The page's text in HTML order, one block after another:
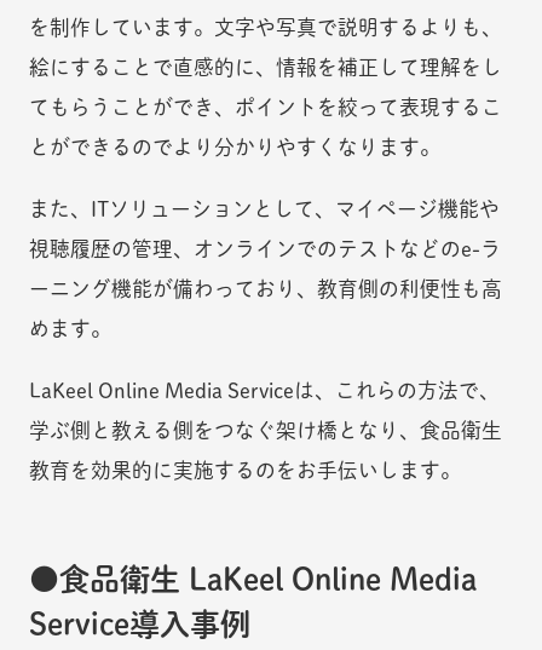
を制作しています。文字や写真で説明するよりも、
絵にすることで直感的に、情報を補正して理解をし
てもらうことができ、ポイントを絞って表現するこ
とができるのでより分かりやすくなります。
また、ITソリューションとして、マイページ機能や
視聴履歴の管理、オンラインでのテストなどのe-ラ
ーニング機能が備わっており、教育側の利便性も高
めます。
LaKeel Online Media Serviceは、これらの方法で、
学ぶ側と教える側をつなぐ架け橋となり、食品衛生
教育を効果的に実施するのをお手伝いします。
食品衛生 LaKeel Online Media
Service導入事例